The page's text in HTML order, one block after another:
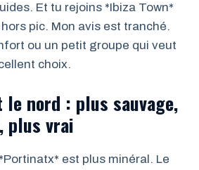
Et tu rejoins *Ibiza Town*
pic. Mon avis est tranché.
ou un petit groupe qui veut
choix.
nord : plus sauvage,
plus vrai
est plus minéral. Le